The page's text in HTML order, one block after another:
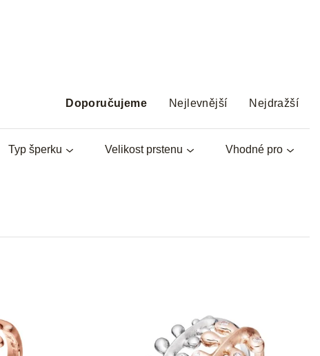
z
e
n
d
Doporučujeme Nejlevnější Nejdražší
Typ šperku Velikost prstenu Vhodné pro